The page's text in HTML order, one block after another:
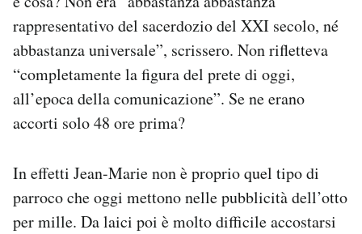
rappresentativo del sacerdozio del XXI secolo, né
abbastanza universale”, scrissero. Non rifletteva
“completamente la figura del prete di oggi,
all’epoca della comunicazione”. Se ne erano
accorti solo 48 ore prima?
In effetti Jean-Marie non è proprio quel tipo di
parroco che oggi mettono nelle pubblicità dell’otto
per mille. Da laici poi è molto difficile accostarsi